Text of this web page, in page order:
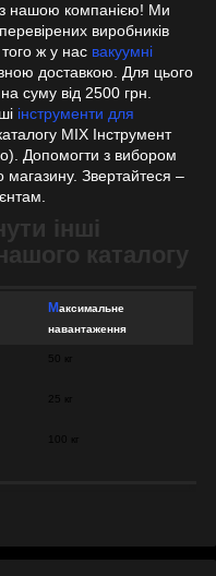
з нашою компанією! Ми
виробників
ж у нас вакуумні
доставкою. Для цього
суму від 2500 грн.
інструменти для
MIX Інструмент
Допомогти з вибором
Звертайтеся –
каталогу
Максимальне
навантаження
50 кг
25 кг